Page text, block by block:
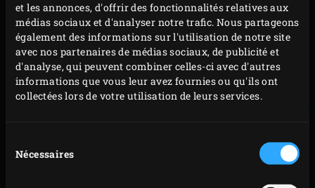
et les annonces, d'offrir des fonctionnalités relatives aux
médias sociaux et d'analyser notre trafic. Nous partageons
également des informations sur l'utilisation de notre site
avec nos partenaires de médias sociaux, de publicité et
d'analyse, qui peuvent combiner celles-ci avec d'autres
informations que vous leur avez fournies ou qu'ils ont
collectées lors de votre utilisation de leurs services.
duNécessaires
PANIER DE
TRANSPORT
POUR MINI
PANIER DE
TRANSPORT
POUR MINIMAX